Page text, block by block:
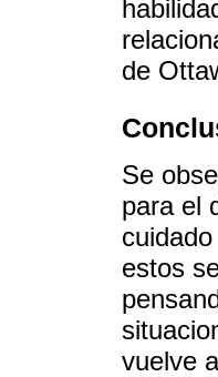
de
Se
para el
estos
vuelve